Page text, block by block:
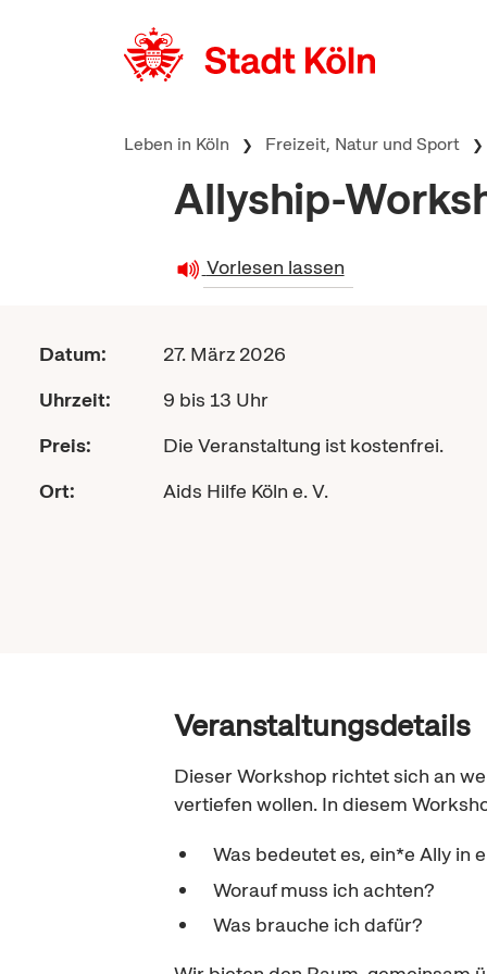
Leben in Köln Freizeit, Natur und Sport
Allyship-
Vorlesen lassen
Datum:
27. März 2026
Uhrzeit:
9 bis 13 Uhr
Preis:
Die Veranstaltung ist kostenfrei.
Ort:
Aids Hilfe Köln e. V.
Veranstaltungsdetails
DieserWorkshop richtet sich an
vertiefen wollen. In diesem
Was bedeutet es, ein*e Ally in
Worauf muss ich achten?
Was brauche ich dafür?